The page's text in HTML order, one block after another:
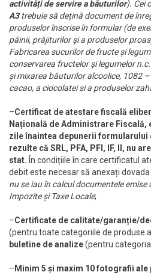
activități de servire a băuturilor). Cei
A3trebuie să dețină document de
produselor înscrise în formular (de
pâinii, prăjiturilor și a produselor
Fabricarea sucurilor de fructe și
conservarea fructelor și legumelor
și mixarea băuturilor alcoolice, 1082
cacao, a ciocolatei si a produselor
–Certificat de atestare fiscală
Națională de Administrare Fiscală,
zile înaintea depunerii formularului
rezulte că SRL, PFA, PFI, IF, II, nu
stat.În condițiile în care certificatul
debit este necesar să anexați
nu se iau în calcul documentele emise
Impozite și Taxe Locale;
–Certificate de calitate/garanție/
(pentru toate categoriile de produse
buletine de analize(pentru
–Minim 5 și maxim 10 fotografii